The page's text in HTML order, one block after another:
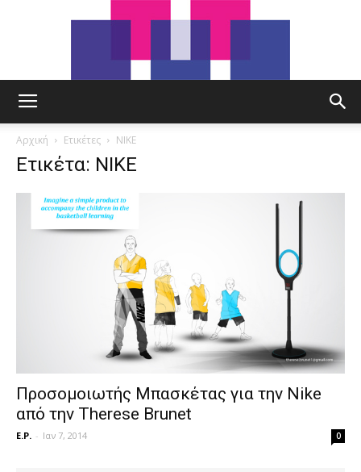
Αρχική Ετικέτες NIKE
Ετικέτα: NIKE
Προσομοιωτής Μπασκέτας για την Nike
από την Therese Brunet
E.P. - Ιαν 7, 2014 0